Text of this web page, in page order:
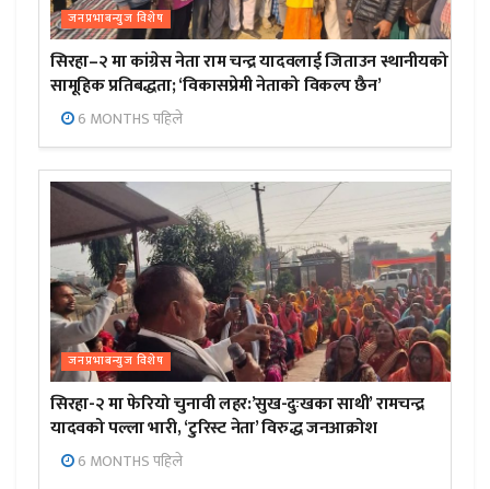
जनप्रभाबन्युज विशेष
सिरहा–२ मा कांग्रेस नेता राम चन्द्र यादवलाई जिताउन स्थानीयको
सामूहिक प्रतिबद्धता; ‘विकासप्रेमी नेताको विकल्प छैन’
6 MONTHS पहिले
जनप्रभाबन्युज विशेष
सिरहा-२ मा फेरियो चुनावी लहर:’सुख-दुःखका साथी’ रामचन्द्र
यादवको पल्ला भारी, ‘टुरिस्ट नेता’ विरुद्ध जनआक्रोश
6 MONTHS पहिले